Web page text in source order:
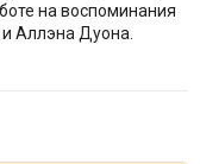
на воспоминания
Аллэна Дуона.